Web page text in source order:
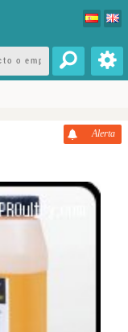
Alerta